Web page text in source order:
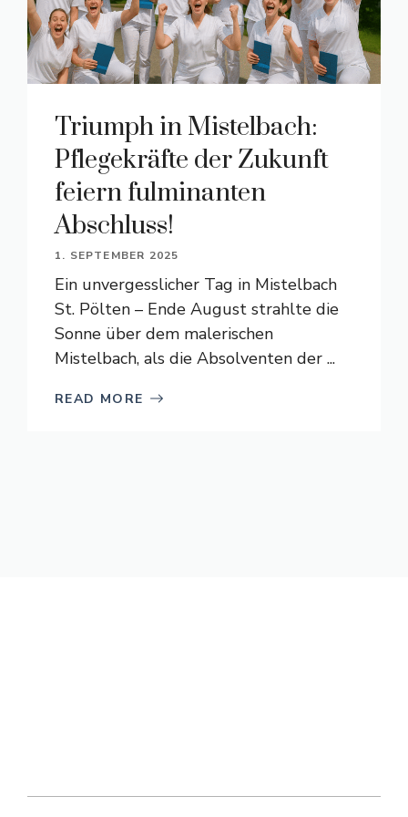
Triumph in Mistelbach:
Pflegekräfte der Zukunft
feiern fulminanten
Abschluss!
1. SEPTEMBER 2025
Ein unvergesslicher Tag in Mistelbach
St. Pölten – Ende August strahlte die
Sonne über dem malerischen
Mistelbach, als die Absolventen der ...
READ MORE